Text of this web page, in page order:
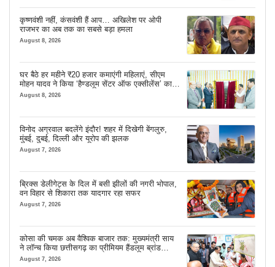
कृष्णवंशी नहीं, कंसवंशी हैं आप… अखिलेश पर ओपी
राजभर का अब तक का सबसे बड़ा हमला
August 8, 2026
घर बैठे हर महीने ₹20 हजार कमाएंगी महिलाएं, सीएम
मोहन यादव ने किया ‘हैण्डलूम सेंटर ऑफ एक्सीलेंस’ का
शुभारंभ
August 8, 2026
विनोद अग्रवाल बदलेंगे इंदौर! शहर में दिखेगी बेंगलुरु,
मुंबई, दुबई, दिल्ली और यूरोप की झलक
August 7, 2026
ब्रिक्स डेलीगेट्स के दिल में बसी झीलों की नगरी भोपाल,
वन विहार से शिकारा तक यादगार रहा सफर
August 7, 2026
कोसा की चमक अब वैश्विक बाजार तक: मुख्यमंत्री साय
ने लॉन्च किया छत्तीसगढ़ का प्रीमियम हैंडलूम ब्रांड
‘कोशल फैब’
August 7, 2026